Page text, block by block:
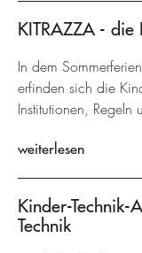
KITRAZZA - die
In dem
erfinden sich die
Institutionen, Regeln
weiterlesen
Kinder-Technik-
Technik